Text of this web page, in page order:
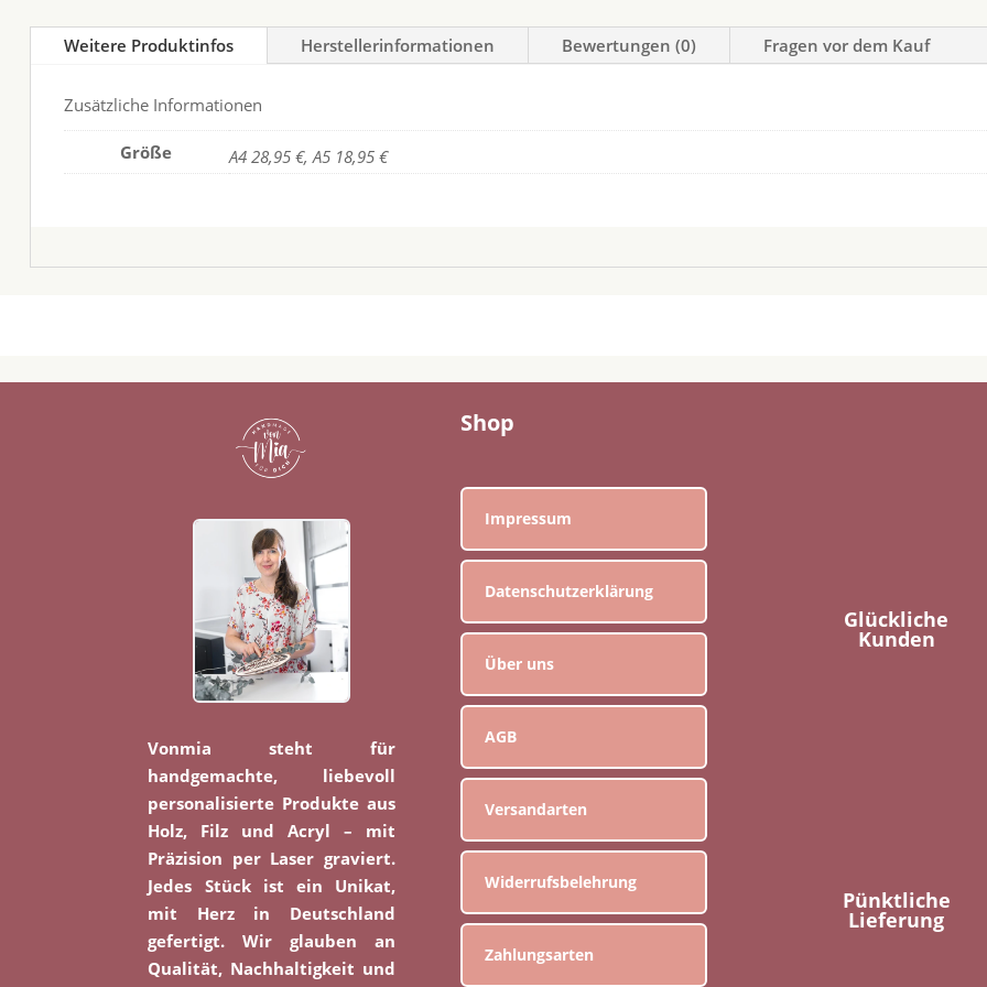
Weitere Produktinfos Herstellerinformationen Bewertungen (0) Fragen vor dem Kauf
Zusätzliche Informationen
Größe A4 28,95 €, A5 18,95 €
Vonmia steht für
handgemachte, liebevoll
personalisierte Produkte aus
Holz, Filz und Acryl – mit
Präzision per Laser graviert.
Jedes Stück ist ein Unikat,
mit Herz in Deutschland
gefertigt. Wir glauben an
Qualität, Nachhaltigkeit und
Shop
Impressum
Datenschutzerklärung
Über uns
AGB
Versandarten
Widerrufsbelehrung
Zahlungsarten
Glückliche
Kunden
Pünktliche
Lieferung